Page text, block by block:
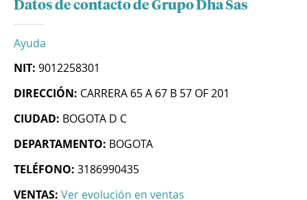
Datos de contacto de Grupo Dha Sas
Ayuda
NIT: 9012258301
DIRECCIÓN: CARRERA 65 A 67 B 57 OF 201
CIUDAD: BOGOTA D C
DEPARTAMENTO: BOGOTA
TELÉFONO: 3186990435
VENTAS: Ver evolución en ventas